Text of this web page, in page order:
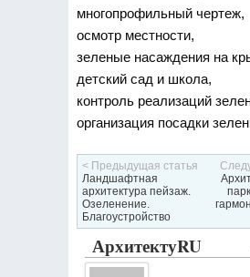
многопрофильный чертеж,
осмотр местности,
зеленые насаждения на
детский сад и школа,
контроль реализаций
организация посадки
< Предыдущая статья
Ландшафтная
архитектура пейзаж.
Озеленение.
Благоустройство
АрхитектуRU